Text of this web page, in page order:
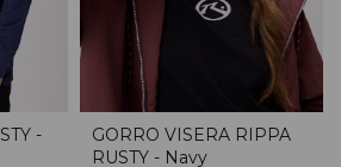
-
GORRO VISERA RIPPA
RUSTY - Navy